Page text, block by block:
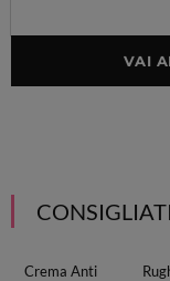
VAI
Crema Anti